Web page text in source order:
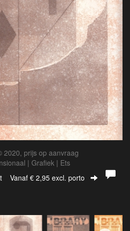
2020, prijs op aanvraag
| Grafiek | Ets
Vanaf € 2,95 excl. porto